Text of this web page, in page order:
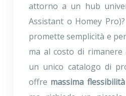
attorno a un hub
Assistant o Homey
promette semplicità e
ma al costo di
un unico catalogo di
offre massima